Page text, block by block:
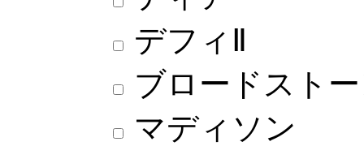
デフィⅡ
ブロードスト
マディソン